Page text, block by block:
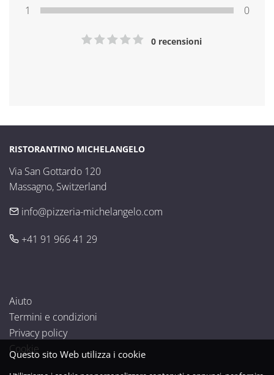
1
0
0 recensioni
RISTORANTINO MICHELANGELO
Via San Gottardo 120
Massagno, Switzerland
info@pizzeria-michelangelo.com
+41 91 966 41 29
Aiuto
Termini e condizioni
Privacy policy
Cookie
Questo sito Web utilizza i cookie